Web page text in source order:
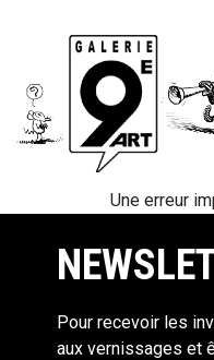
Une erreur
Pour recevoir les
aux vernissages et